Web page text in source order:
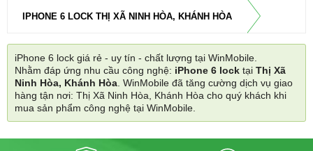
IPHONE 6 LOCK THỊ XÃ NINH HÒA, KHÁNH HÒA
iPhone 6 lock giá rẻ - uy tín - chất lượng tại WinMobile.
Nhằm đáp ứng nhu cầu công nghệ: iPhone 6 lock tại Thị Xã
Ninh Hòa, Khánh Hòa. WinMobile đã tăng cường dịch vụ giao
hàng tận nơi: Thị Xã Ninh Hòa, Khánh Hòa cho quý khách khi
mua sản phẩm công nghệ tại WinMobile.